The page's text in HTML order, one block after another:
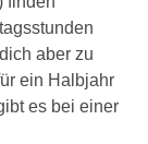
aber zu
ein Halbjahr
es bei einer